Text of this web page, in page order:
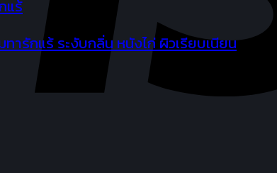
ารักแร้ ระงับกลิ่น หนังไก่ ผิวเรียบเนียน